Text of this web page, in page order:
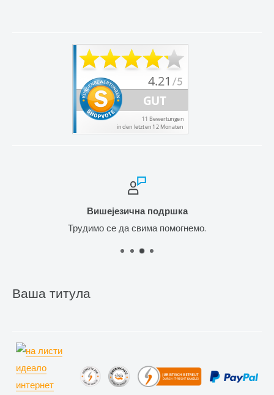
Вишејезична подршка
Трудимо се да свима помогнемо.
Ваша титула